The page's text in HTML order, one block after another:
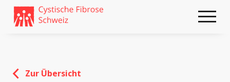
Weiter
zum
skip
Zur Übersicht